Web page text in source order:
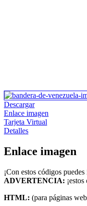
Descargar
Enlace imagen
Tarjeta Virtual
Detalles
Enlace imagen
¡Con estos códigos
ADVERTENCIA:
HTML: (para páginas